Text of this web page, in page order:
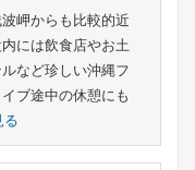
岬からも比較的近
には飲食店やお土
など珍しい沖縄フ
ブ途中の休憩にも
る